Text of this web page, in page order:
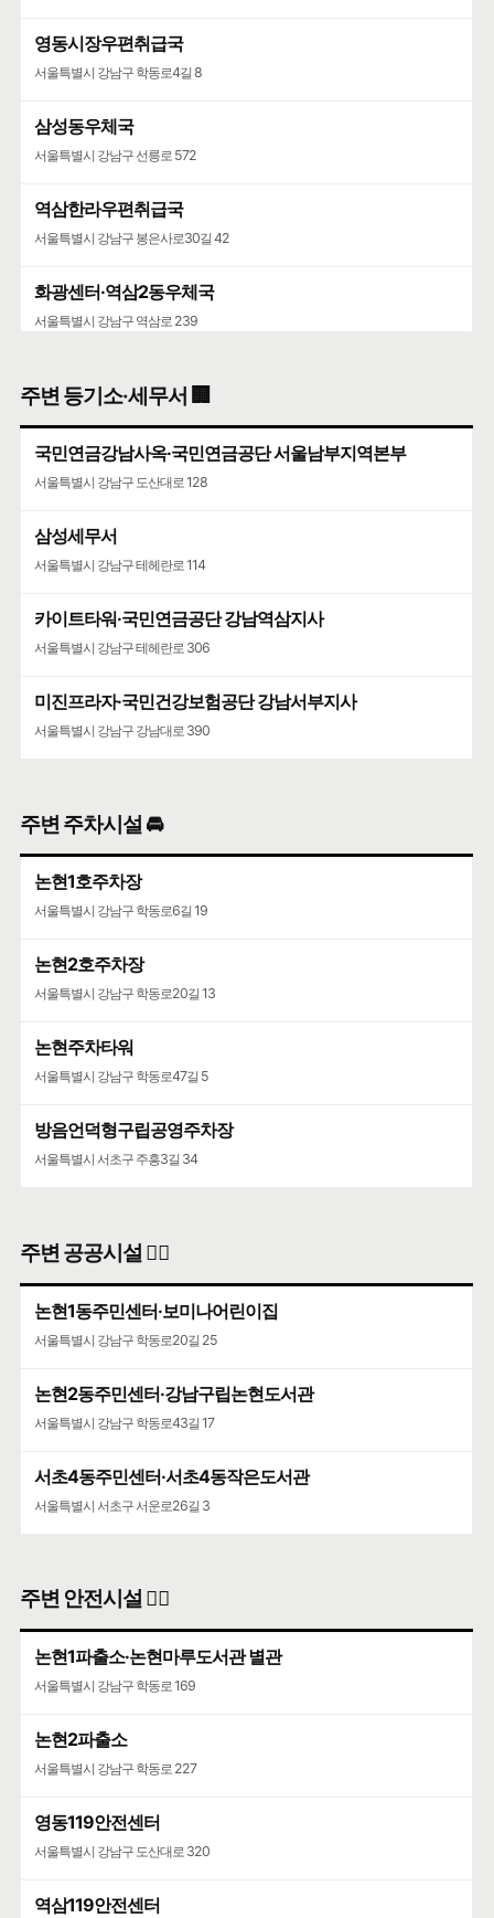
영동시장우편취급국
서울특별시 강남구 학동로4길 8
삼성동우체국
서울특별시 강남구 선릉로 572
역삼한라우편취급국
서울특별시 강남구 봉은사로30길 42
화광센터·역삼2동우체국
서울특별시 강남구 역삼로 239
서울특별시 강남구 테헤란로 131
공무원연금공단·서울상록회관우체국
서울특별시 강남구 언주로 508
주변 등기소·세무서 🏢
국민연금강남사옥·국민연금공단 서울남부지역본부
서울특별시 강남구 도산대로 128
삼성세무서
서울특별시 강남구 테헤란로 114
카이트타워·국민연금공단 강남역삼지사
서울특별시 강남구 테헤란로 306
미진프라자·국민건강보험공단 강남서부지사
서울특별시 강남구 강남대로 390
주변 주차시설 🚘
논현1호주차장
서울특별시 강남구 학동로6길 19
논현2호주차장
서울특별시 강남구 학동로20길 13
논현주차타워
서울특별시 강남구 학동로47길 5
방음언덕형구립공영주차장
서울특별시 서초구 주흥3길 34
주변 공공시설 👨‍✈️
논현1동주민센터·보미나어린이집
서울특별시 강남구 학동로20길 25
논현2동주민센터·강남구립논현도서관
서울특별시 강남구 학동로43길 17
서초4동주민센터·서초4동작은도서관
서울특별시 서초구 서운로26길 3
주변 안전시설 👮‍♀️
논현1파출소·논현마루도서관 별관
서울특별시 강남구 학동로 169
논현2파출소
서울특별시 강남구 학동로 227
영동119안전센터
서울특별시 강남구 도산대로 320
역삼119안전센터